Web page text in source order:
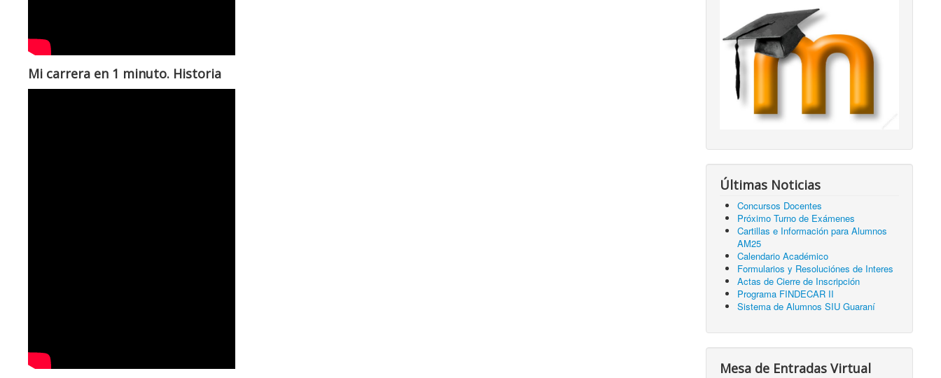
Mi carrera en 1 minuto. Historia
Últimas Noticias
Concursos Docentes
Próximo Turno de Exámenes
Cartillas e Información para Alumnos
AM25
Calendario Académico
Formularios y Resoluciónes de Interes
Actas de Cierre de Inscripción
Programa FINDECAR II
Sistema de Alumnos SIU Guaraní
Mesa de Entradas Virtual